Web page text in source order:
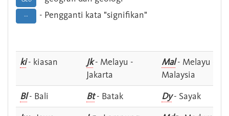
-- - Pengganti kata "signifikan"
ki- kiasan Jk- Melayu -
Jakarta
Mal- Melayu -
Malaysia
Bl- Bali Bt- Batak Dy- Sayak